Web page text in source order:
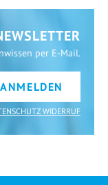
per E-Mail.
ANMELDEN
WIDERRUF